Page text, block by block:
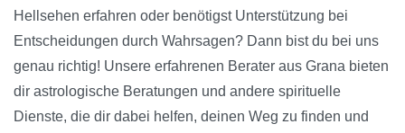
Hellsehen erfahren oder benötigst Unterstützung bei
Entscheidungen durch Wahrsagen? Dann bist du bei uns
genau richtig! Unsere erfahrenen Berater aus Grana bieten
dir astrologische Beratungen und andere spirituelle
Dienste, die dir dabei helfen, deinen Weg zu finden und